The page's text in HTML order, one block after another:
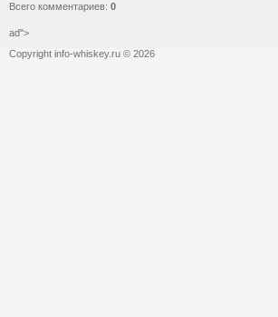
Всего комментариев: 0
ad">
Copyright info-whiskey.ru © 2026